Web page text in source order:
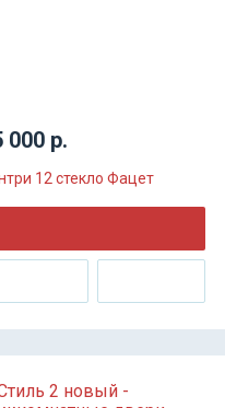
000 р.
12 стекло Фацет